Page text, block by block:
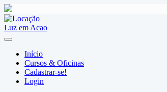
Skip
to
content
Início
Cursos & Oficinas
Cadastrar-se!
Login